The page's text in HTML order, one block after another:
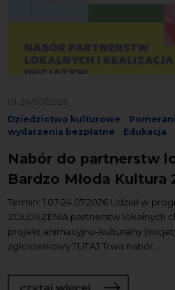
01-24/07/2026
Dziedzictwo kulturowe
wydarzenia bezpłatne
Edukacja
Nabór do partnerstw
Bardzo Młoda Kultura
Termin: 1.07-24.07.2026 Udział w
ZGŁOSZENIA partnerstw lokalnych
projekt animacyjno-kulturalny
zgłoszeniowy TUTAJ Trwa nabór...
o Nabór do